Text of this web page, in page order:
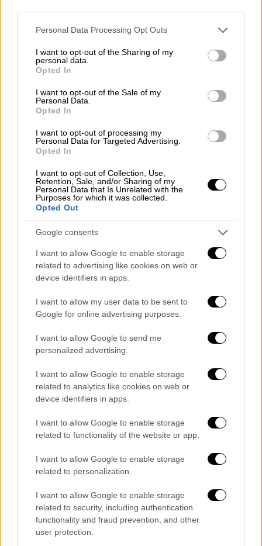
Please note that this website/app uses one or more Google
not limited to your visit or usage behaviour. You may click to
grant or deny consent to Google and its third-party tags to
use your data for below specified purposes in below Google
consent section.
Personal Data Processing Opt Outs
I want to opt-out of the Sharing of my
personal data.
Opted In
I want to opt-out of the Sale of my
Personal Data.
Opted In
I want to opt-out of processing my
Personal Data for Targeted Advertising.
Opted In
I want to opt-out of Collection, Use,
Retention, Sale, and/or Sharing of my
Personal Data that Is Unrelated with the
Purposes for which it was collected.
Opted Out
Google consents
I want to allow Google to enable storage
related to advertising like cookies on web or
device identifiers in apps.
I want to allow my user data to be sent to
Google for online advertising purposes.
I want to allow Google to send me
personalized advertising.
I want to allow Google to enable storage
related to analytics like cookies on web or
device identifiers in apps.
I want to allow Google to enable storage
related to functionality of the website or app.
I want to allow Google to enable storage
related to personalization.
I want to allow Google to enable storage
related to security, including authentication
functionality and fraud prevention, and other
user protection.
ΜολίνακαιΡόουλαντακολούθησαν τη
σύντομη εργασία τους στο Nature με μία
αναφορά 150 σελίδων προς την
Επιτροπή
Ατομικής Ενέργειας των ΗΠΑ
δημοσίευσαν στη συνάντηση της
Αμερικανικής Χημικής Εταιρείας του
οργανωμένη από την Εταιρεία συνέντευξη
τύπου, στην οποία έκαναν έκκληση για μια
πλήρη απαγόρευση εκπομπών CFC στην
ατμόσφαιρα, προσέλκυσαν την προσοχή
κυβερνήσεων και κοινής γνώμης.
Οι θέσεις των Ρόουλαντ και Μολίνα δεν
άργησαν να δεχθούν επικρίσεις από τους
κατασκευαστές των επίμαχων συσκευών και
ομάδες της χημικής βιομηχανίας.Μία
δημόσια συναίνεση επί της ανάγκης για
δράση άρχισε να διαφαίνεται το 1976 με τη
δημοσίευση μιας περιλήψεως των
επιστημονικών δεδομένων από την Εθνική
Ακαδημία Επιστημών των ΗΠΑ
. Το έργο των
δύο χημικών δέχθηκε στήριξη από ευρήματα
για μακράς διάρκειας μείωση του
στρατοσφαιρικού όζοντος πάνω από την
Ανταρκτική, που δημοσιεύθηκαν από τον
Τζόζεφ Φάρμαν και συνεργάτες του στο
Nature in 1985.Συνεχιζόμενες
επιστημονικές ενδείξεις οδήγησαν τελικώς
στην υιοθέτηση του ιστορικού
Πρωτοκόλλου του Μόντρεαλ (μιας
συμφωνίας μειώσεως της παραγωγής και
χρήσεως CFC, με την προοπτική πλήρους
καταργήσεως) από 56 κράτη το 1987
ρόλο τους στο θέμα αυτό, οι Μολίνα και